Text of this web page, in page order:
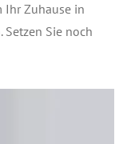
Ihr Zuhause in
Setzen Sie noch